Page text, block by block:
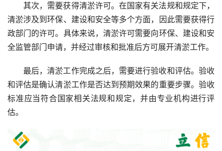
其次，需要获得清淤许可。在国家有关法规和规定下，
清淤涉及到环保、建设和安全等多个方面，因此需要获得行
政部门的许可。具体来说，清淤许可需要向环保、建设和安
全监管部门申请，并经过审核和批准后方可展开清淤工作。
最后，清淤工作完成之后，需要进行验收和评估。验收
和评估是确认清淤工作是否达到预期效果的重要步骤。验收
标准应当符合国家相关法规和规定，并由专业机构进行评
估。